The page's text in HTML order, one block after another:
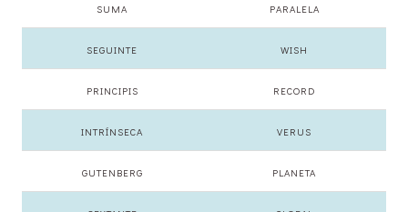
SUMA PARALELA
SEGUINTE WISH
PRINCIPIS RECORD
INTRÍNSECA VERUS
GUTENBERG PLANETA